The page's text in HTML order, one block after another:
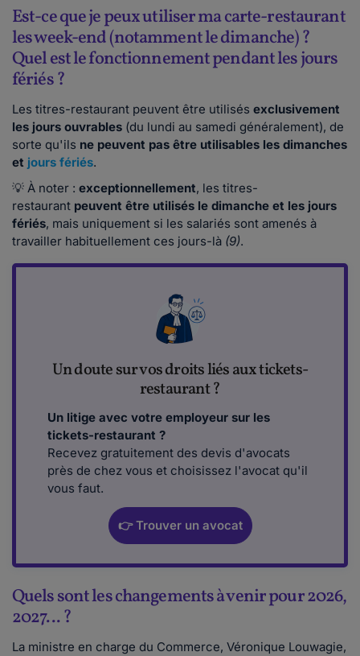
Est-ce que je peux utiliser ma carte-restaurant
les week-end (notamment le dimanche) ?
Quel est le fonctionnement pendant les jours
fériés ?
Les titres-restaurant peuvent être utilisés exclusivement
les jours ouvrables (du lundi au samedi généralement), de
sorte qu'ils ne peuvent pas être utilisables les dimanches
et jours fériés.
💡 À noter : exceptionnellement, les titres-
restaurant peuvent être utilisés le dimanche et les jours
fériés, mais uniquement si les salariés sont amenés à
travailler habituellement ces jours-là (9).
Un doute sur vos droits liés aux tickets-
restaurant ?
Un litige avec votre employeur sur les
tickets-restaurant ?
Recevez gratuitement des devis d'avocats
près de chez vous et choisissez l'avocat qu'il
vous faut.
👉 Trouver un avocat
Quels sont les changements à venir pour 2026,
2027... ?
La ministre en charge du Commerce, Véronique Louwagie,